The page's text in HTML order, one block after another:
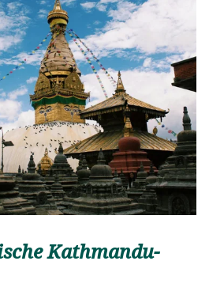
Kathmandu-